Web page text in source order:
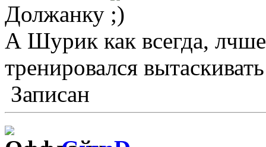
Должанку
А Шурик как всегда,
тренировался
Записан